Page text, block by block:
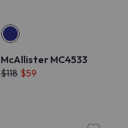
McAllister MC4533
$118 $59